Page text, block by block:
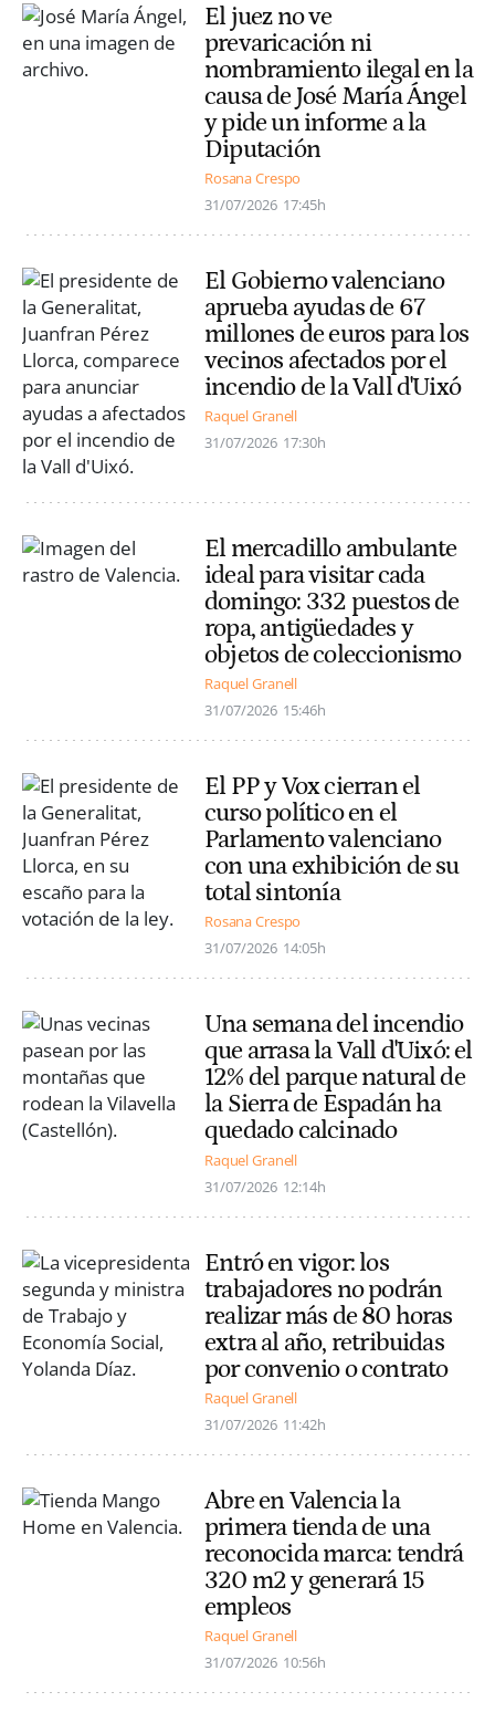
El juez no ve
prevaricación ni
nombramiento ilegal en la
causa de José María Ángel
y pide un informe a la
Diputación
Rosana Crespo
31/07/2026 17:45h
El Gobierno valenciano
aprueba ayudas de 67
millones de euros para los
vecinos afectados por el
incendio de la Vall d'Uixó
Raquel Granell
31/07/2026 17:30h
El mercadillo ambulante
ideal para visitar cada
domingo: 332 puestos de
ropa, antigüedades y
objetos de coleccionismo
Raquel Granell
31/07/2026 15:46h
El PP y Vox cierran el
curso político en el
Parlamento valenciano
con una exhibición de su
total sintonía
Rosana Crespo
31/07/2026 14:05h
Una semana del incendio
que arrasa la Vall d'Uixó: el
12% del parque natural de
la Sierra de Espadán ha
quedado calcinado
Raquel Granell
31/07/2026 12:14h
Entró en vigor: los
trabajadores no podrán
realizar más de 80 horas
extra al año, retribuidas
por convenio o contrato
Raquel Granell
31/07/2026 11:42h
Abre en Valencia la
primera tienda de una
reconocida marca: tendrá
320 m2 y generará 15
empleos
Raquel Granell
31/07/2026 10:56h